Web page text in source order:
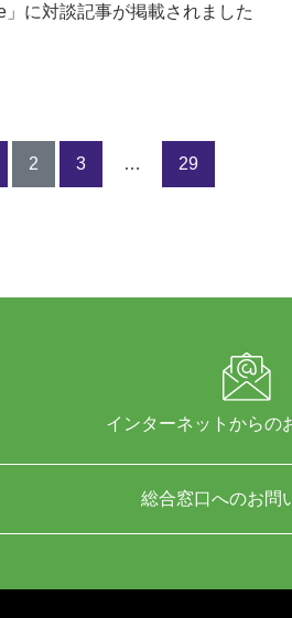
に対談記事が掲載されました
2 3 … 29
インターネットからの
総合窓口へのお問